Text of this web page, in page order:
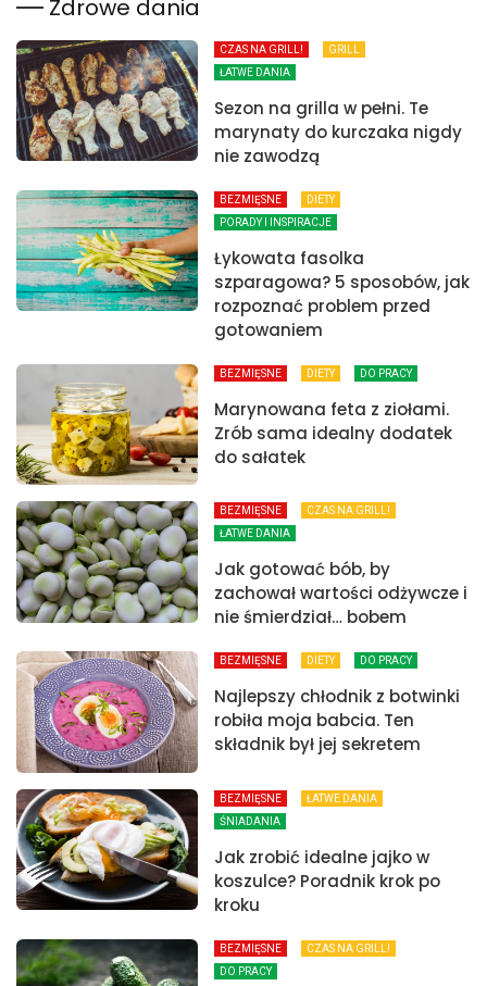
Zdrowe dania
CZAS NA GRILL!
GRILL
ŁATWE DANIA
Sezon na grilla w pełni. Te
marynaty do kurczaka nigdy
nie zawodzą
BEZMIĘSNE
DIETY
PORADY I INSPIRACJE
Łykowata fasolka
szparagowa? 5 sposobów, jak
rozpoznać problem przed
gotowaniem
BEZMIĘSNE DIETY DO PRACY
Marynowana feta z ziołami.
Zrób sama idealny dodatek
do sałatek
BEZMIĘSNE
CZAS NA GRILL!
ŁATWE DANIA
Jak gotować bób, by
zachował wartości odżywcze i
nie śmierdział… bobem
BEZMIĘSNE DIETY DO PRACY
Najlepszy chłodnik z botwinki
robiła moja babcia. Ten
składnik był jej sekretem
BEZMIĘSNE
ŁATWE DANIA
ŚNIADANIA
Jak zrobić idealne jajko w
koszulce? Poradnik krok po
kroku
BEZMIĘSNE
CZAS NA GRILL!
DO PRACY